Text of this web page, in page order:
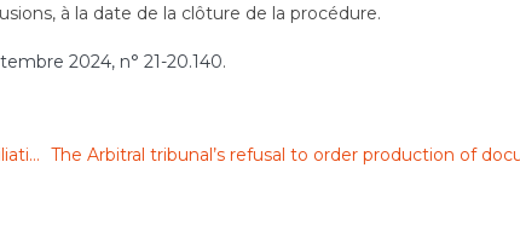
à la date de la clôture de la procédure.
2024, n° 21-20.140.
The plea of inadmissibility based on the failure to implement the conciliation clause prior to any proceedings in various legal proceedings